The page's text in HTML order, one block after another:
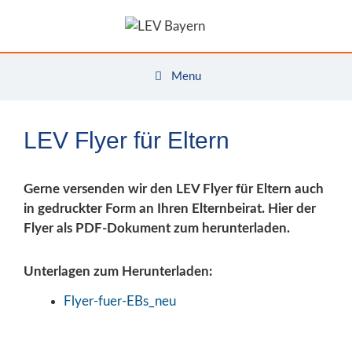
Menu
LEV Flyer für Eltern
Gerne versenden wir den LEV Flyer für Eltern auch
in gedruckter Form an Ihren Elternbeirat. Hier der
Flyer als PDF-Dokument zum herunterladen.
Unterlagen zum Herunterladen:
Flyer-fuer-EBs_neu